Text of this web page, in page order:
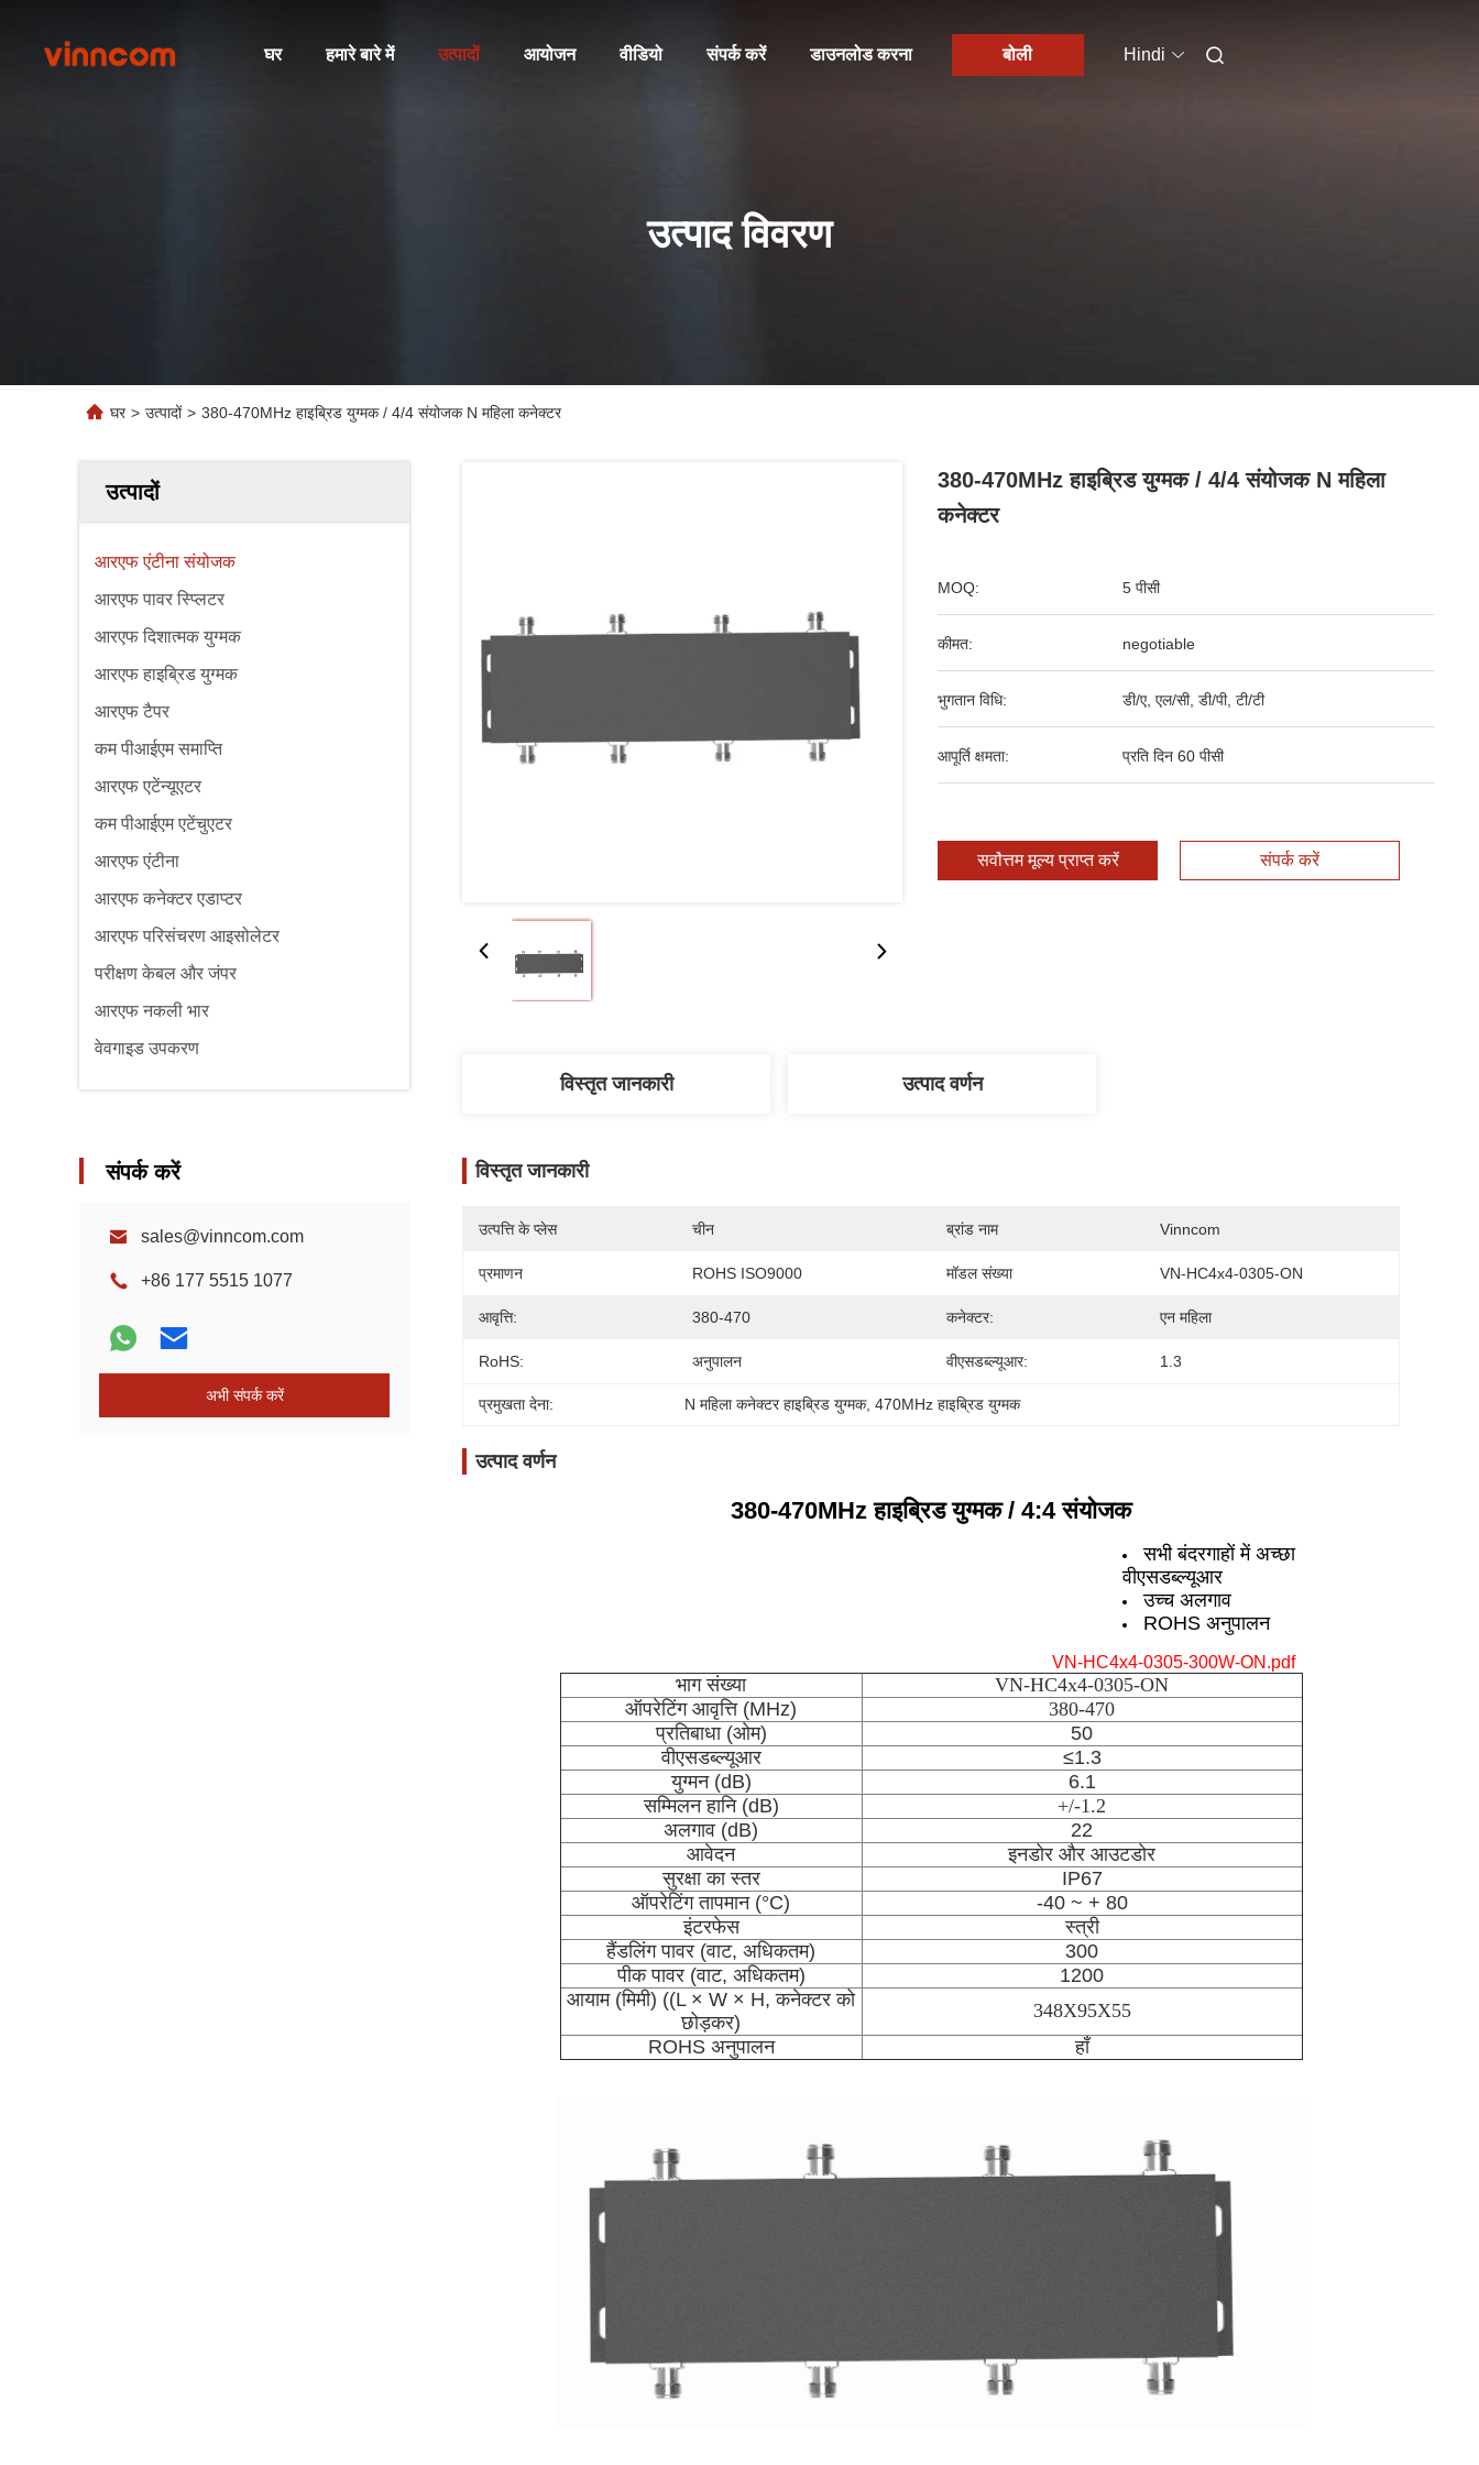
घर हमारे बारे में उत्पादों आयोजन वीडियो संपर्क करें डाउनलोड करना बोली Hindi
उत्पाद विवरण
घर > उत्पादों > 380-470MHz हाइब्रिड युग्मक / 4/4 संयोजक N महिला कनेक्टर
उत्पादों
आरएफ एंटीना संयोजक
आरएफ पावर स्प्लिटर
आरएफ दिशात्मक युग्मक
आरएफ हाइब्रिड युग्मक
आरएफ टैपर
कम पीआईएम समाप्ति
आरएफ एटेंन्यूएटर
कम पीआईएम एटेंचुएटर
आरएफ एंटीना
आरएफ कनेक्टर एडाप्टर
आरएफ परिसंचरण आइसोलेटर
परीक्षण केबल और जंपर
आरएफ नकली भार
वेवगाइड उपकरण
संपर्क करें
sales@vinncom.com
+86 177 5515 1077
अभी संपर्क करें
380-470MHz हाइब्रिड युग्मक / 4/4 संयोजक N महिला
कनेक्टर
MOQ: 5 पीसी
कीमत: negotiable
भुगतान विधि: डी/ए, एल/सी, डी/पी, टी/टी
आपूर्ति क्षमता: प्रति दिन 60 पीसी
सर्वोत्तम मूल्य प्राप्त करें संपर्क करें
विस्तृत जानकारी उत्पाद वर्णन
विस्तृत जानकारी
उत्पत्ति के प्लेस चीन ब्रांड नाम Vinncom
प्रमाणन ROHS ISO9000 मॉडल संख्या VN-HC4x4-0305-ON
आवृत्ति: 380-470 कनेक्टर: एन महिला
RoHS: अनुपालन वीएसडब्ल्यूआर: 1.3
प्रमुखता देना: N महिला कनेक्टर हाइब्रिड युग्मक, 470MHz हाइब्रिड युग्मक
उत्पाद वर्णन
380-470MHz हाइब्रिड युग्मक / 4:4 संयोजक
सभी बंदरगाहों में अच्छा
वीएसडब्ल्यूआर
उच्च अलगाव
ROHS अनुपालन
VN-HC4x4-0305-300W-ON.pdf
भाग संख्या
VN-HC4x4-0305-ON
ऑपरेटिंग आवृत्ति (MHz)
380-470
प्रतिबाधा (ओम)
50
वीएसडब्ल्यूआर
≤1.3
युग्मन (dB)
6.1
सम्मिलन हानि (dB)
+/-1.2
अलगाव (dB)
22
आवेदन
इनडोर और आउटडोर
सुरक्षा का स्तर
IP67
ऑपरेटिंग तापमान (°C)
-40 ~ + 80
इंटरफेस
स्त्री
हैंडलिंग पावर (वाट, अधिकतम)
300
पीक पावर (वाट, अधिकतम)
1200
आयाम (मिमी) ((L × W × H, कनेक्टर को
छोड़कर)
348X95X55
ROHS अनुपालन
हाँ